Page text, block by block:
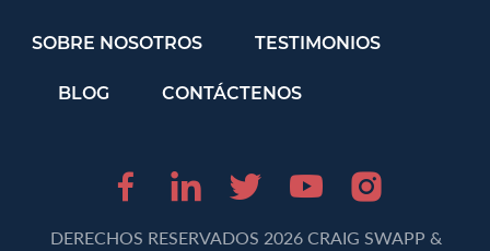
SOBRE NOSOTROS TESTIMONIOS
BLOG CONTÁCTENOS
Facebook (opens in
LinkedIn (opens
TwitterYoutube
DERECHOS RESERVADOS 2026 CRAIG SWAPP &